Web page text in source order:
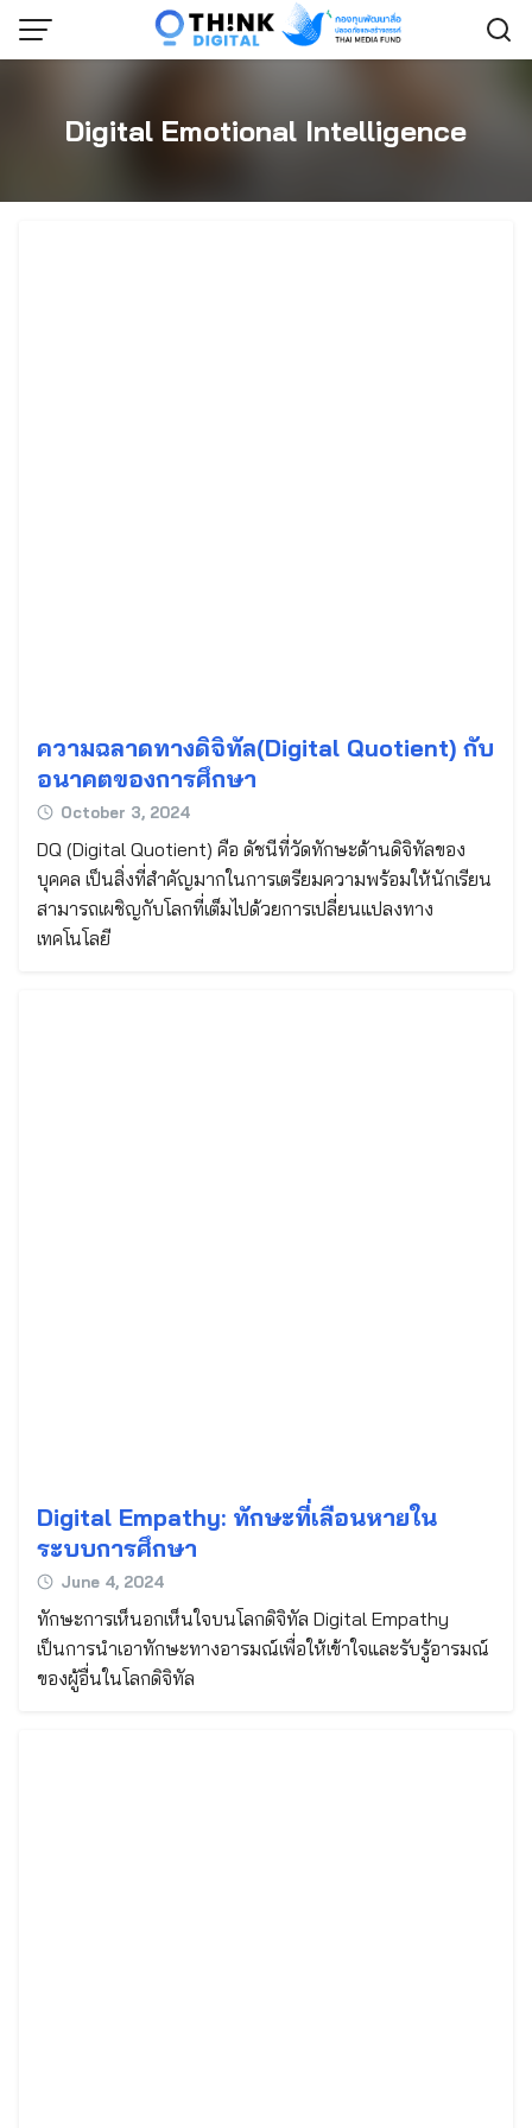
Skip
Digital Emotional Intelligence
ความฉลาดทางดิจิทัล(Digital Quotient) กับ
อนาคตของการศึกษา
October 3, 2024
DQ (Digital Quotient) คือ ดัชนีที่วัดทักษะด้านดิจิทัลของ
บุคคล เป็นสิ่งที่สำคัญมากในการเตรียมความพร้อมให้นักเรียน
สามารถเผชิญกับโลกที่เต็มไปด้วยการเปลี่ยนแปลงทาง
เทคโนโลยี
Digital Empathy: ทักษะที่เลือนหายใน
ระบบการศึกษา
June 4, 2024
ทักษะการเห็นอกเห็นใจบนโลกดิจิทัล Digital Empathy
เป็นการนำเอาทักษะทางอารมณ์เพื่อให้เข้าใจและรับรู้อารมณ์
ของผู้อื่นในโลกดิจิทัล